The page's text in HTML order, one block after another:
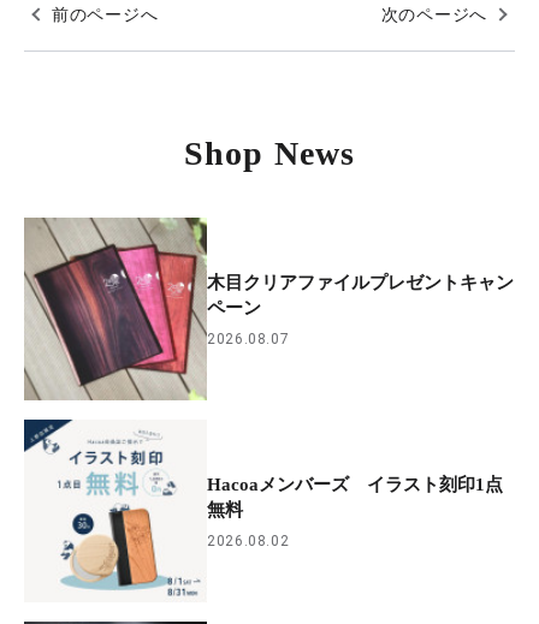
前のページへ 次のページへ
Shop News
木目クリアファイルプレゼントキャン
ペーン
2026.08.07
Hacoaメンバーズ イラスト刻印1点
無料
2026.08.02